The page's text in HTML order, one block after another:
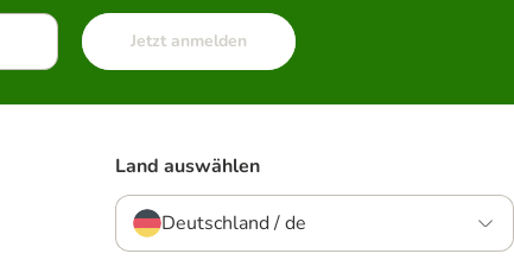
Jetzt anmelden
Land auswählen
Deutschland / de